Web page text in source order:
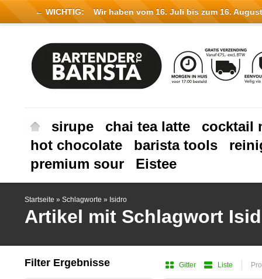
sirupe chai tea latte
cocktail
hot chocolate
barista tools
premium sour
Eistee
Startseite » Schlagworte » Isidro
Artikel mit Schlagwort
Gitter Liste
Filter Ergebnisse
← WICHTIG: Wir haben vom 16. Juli bis zum 16.